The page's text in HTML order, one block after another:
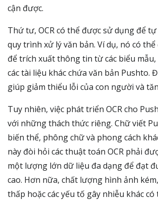
cận được.
Thứ tư, OCR có thể được sử dụng để
quy trình xử lý văn bản. Ví dụ, nó có
để trích xuất thông tin từ các biểu
các tài liệu khác chứa văn bản Pushto.
giúp giảm thiểu lỗi của con người và
Tuy nhiên, việc phát triển OCR cho
với những thách thức riêng. Chữ viết
biến thể, phông chữ và phong cách
này đòi hỏi các thuật toán OCR phải
một lượng lớn dữ liệu đa dạng để đạt
cao. Hơn nữa, chất lượng hình ảnh
thấp hoặc các yếu tố gây nhiễu khác